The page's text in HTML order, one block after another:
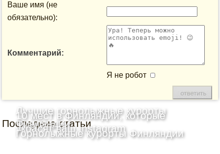
Ваше имя (не
обязательно):
Комментарий:
Я не робот
Последние статьи
Лучшие горнолыжные курорты
Финляндии
10 мест в Финляндии, которые
украсят ваш Instagram
Горнолыжные курорты Финляндии